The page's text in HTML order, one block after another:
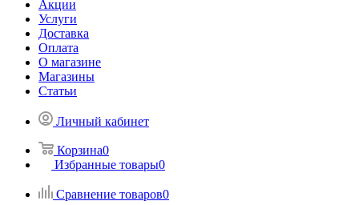
Акции
Услуги
Доставка
Оплата
О магазине
Магазины
Статьи
Личный кабинет
Корзина0
Избранные товары0
Сравнение товаров0